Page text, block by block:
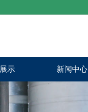
示 新闻中心